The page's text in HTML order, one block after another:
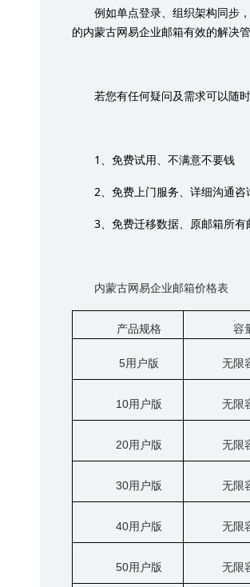
例如单点登录、组织架构同步
的内蒙古网易企业邮箱有效的解决
若您有任何疑问及需求可以随
1 、免费试用、不满意不要钱
2 、免费上门服务、详细沟通
3 、免费迁移数据、原邮箱所
内蒙古网易企业邮箱价格表
产品规格 容
5用户版 无限
10用户版 无限
20用户版 无限
30用户版 无限
40用户版 无限
50用户版 无限